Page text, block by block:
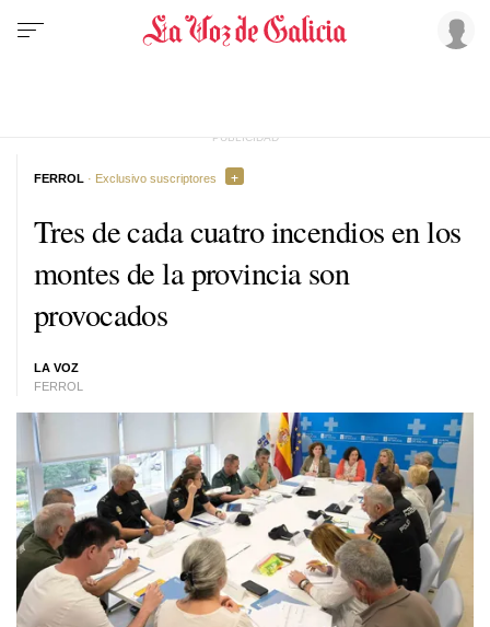
Tres de cada cuatro incendios en los
montes de la provincia son
provocados
LA VOZ
FERROL
FERROL · Exclusivo suscriptores